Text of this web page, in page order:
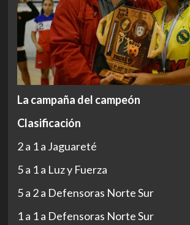
La campaña del campeón
Clasificación
2 a 1 a Jaguareté
5 a 1 a Luz y Fuerza
5 a 2 a Defensoras Norte Sur
1 a 1 a Defensoras Norte Sur